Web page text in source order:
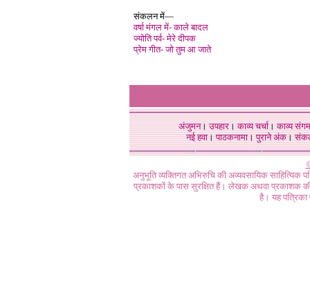
संकलन में—
वर्षा मंगल में- काले बादल
ज्योति पर्व- मेरे दीपक
प्रेम गीत- जो तुम आ जाते
अंजुमन।उपहार।काव्य चर्चा।काव्य संगम
नई हवा। पाठकनामा। पुराने अंक।
अनुभूति व्यक्तिगत अभिरुचि की अव्यवसायिक
प्रकाशकों के पास सुरक्षित हैं। लेखक अथवा प्रकाशक की
है। यह पत्रिका